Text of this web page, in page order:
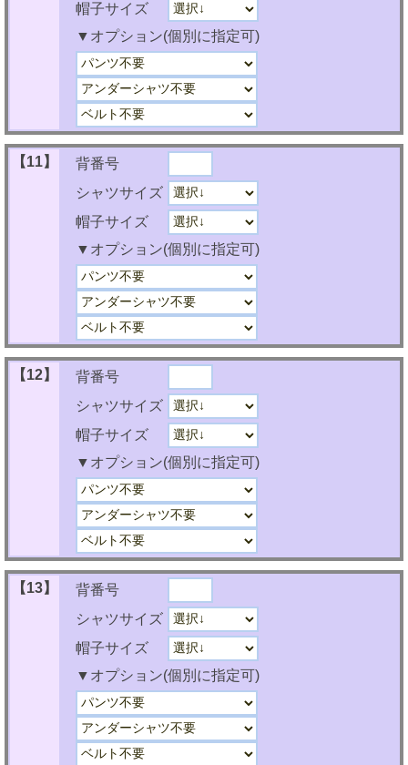
帽子サイズ
▼オプション(個別に指定可)
【11】
背番号
シャツサイズ
帽子サイズ
▼オプション(個別に指定可)
【12】
背番号
シャツサイズ
帽子サイズ
▼オプション(個別に指定可)
【13】
背番号
シャツサイズ
帽子サイズ
▼オプション(個別に指定可)